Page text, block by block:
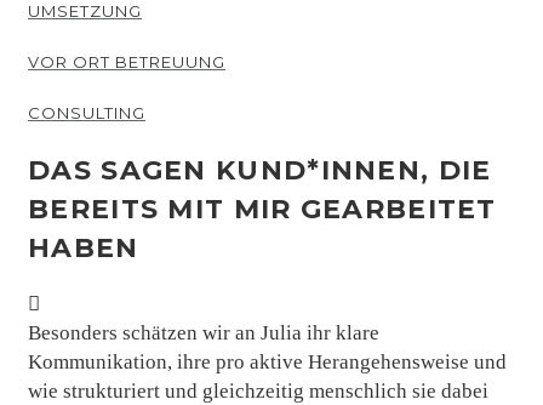
UMSETZUNG
VOR ORT BETREUUNG
CONSULTING
DAS SAGEN KUND*INNEN, DIE
BEREITS MIT MIR GEARBEITET
HABEN
Besonders schätzen wir an Julia ihr klare
Kommunikation, ihre pro aktive Herangehensweise und
wie strukturiert und gleichzeitig menschlich sie dabei